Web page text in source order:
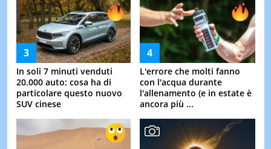
In soli 7 minuti venduti
20.000 auto: cosa ha di
particolare questo nuovo
SUV cinese
L'errore che molti fanno
con l'acqua durante
l'allenamento (e in estate è
ancora più ...